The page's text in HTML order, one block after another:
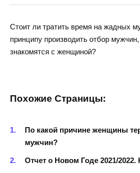
Стоит ли тратить время на жадных
принципу производить отбор мужчин,
знакомятся с женщиной?
Похожие Страницы:
По какой причине женщины
мужчин?
Отчет о Новом Годе 2021/2022.